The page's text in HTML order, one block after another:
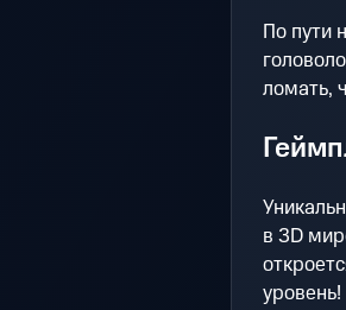
По пути
ломать,
в 3D
уровень!